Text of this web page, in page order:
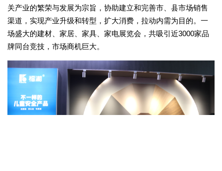
关产业的繁荣与发展为宗旨，协助建立和完善市、县市场销售
渠道，实现产业升级和转型，扩大消费，拉动内需为目的。一
场盛大的建材、家居、家具、家电展览会，共吸引近3000家品
牌同台竞技，市场商机巨大。